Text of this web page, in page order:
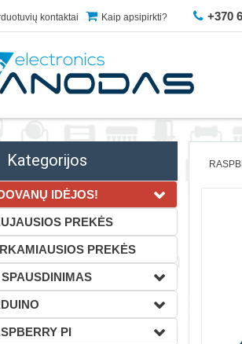
kontaktai Kaip apsipirkti? +370
Kategorijos
IDĖJOS!
PREKĖS
PREKĖS
PI